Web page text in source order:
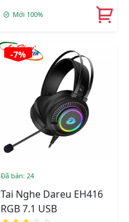
Mới 100%
-7%
Đã bán: 24
Tai Nghe Dareu EH416
RGB 7.1 USB